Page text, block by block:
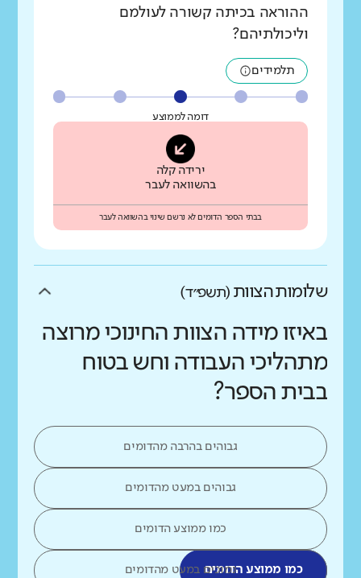
ההוראה בכיתה קשורה לעולמם
וליכולתיהם?
תלמידים
דומה לממוצע
ירידה קלה
בהשוואה לעבר
בבתי הספר הדומים לא נרשם שינוי בהשוואה לעבר
שלומות הצוות (תשפ״ד)
באיזו מידה הצוות החינוכי מרוצה
מתהליכי העבודה וחש בטוח
בבית הספר?
גבוהים בהרבה מהדומים
גבוהים במעט מהדומים
כמו ממוצע הדומים
כמו ממוצע הדומיםנמוכים במעט מהדומים